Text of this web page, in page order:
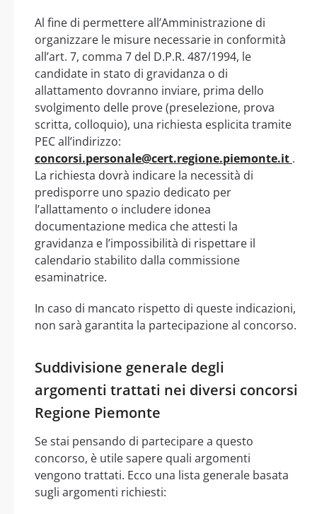
Al fine di permettere all’Amministrazione di
organizzare le misure necessarie in conformità
all’art. 7, comma 7 del D.P.R. 487/1994, le
candidate in stato di gravidanza o di
allattamento dovranno inviare, prima dello
svolgimento delle prove (preselezione, prova
scritta, colloquio), una richiesta esplicita tramite
PEC all’indirizzo:
concorsi.personale@cert.regione.piemonte.it .
La richiesta dovrà indicare la necessità di
predisporre uno spazio dedicato per
l’allattamento o includere idonea
documentazione medica che attesti la
gravidanza e l’impossibilità di rispettare il
calendario stabilito dalla commissione
esaminatrice.
In caso di mancato rispetto di queste indicazioni,
non sarà garantita la partecipazione al concorso.
Suddivisione generale degli
argomenti trattati nei diversi concorsi
Regione Piemonte
Se stai pensando di partecipare a questo
concorso, è utile sapere quali argomenti
vengono trattati. Ecco una lista generale basata
sugli argomenti richiesti: